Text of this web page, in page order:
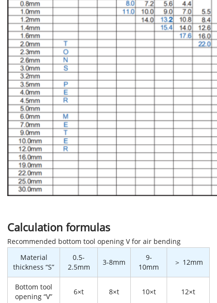
Calculation formulas
Recommended bottom tool opening V for air bending
Material
thickness “S”
0.5-
2.5mm
3-8mm
9-
10mm
＞ 12mm
Bottom tool
opening “V”
6×t 8×t 10×t 12×t